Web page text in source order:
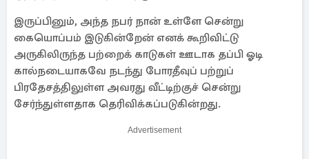
இருப்பினும், அந்த நபர் நான் உள்ளே சென்று
கையொப்பம் இடுகின்றேன் எனக் கூறிவிட்டு
அருகிலிருந்த பற்றைக் காடுகள் ஊடாக தப்பி ஓடி
கால்நடையாகவே நடந்து போரதீவுப் பற்றுப்
பிரதேசத்திலுள்ள அவரது வீட்டிற்குச் சென்று
சேர்ந்துள்ளதாக தெரிவிக்கப்படுகின்றது.
Advertisement